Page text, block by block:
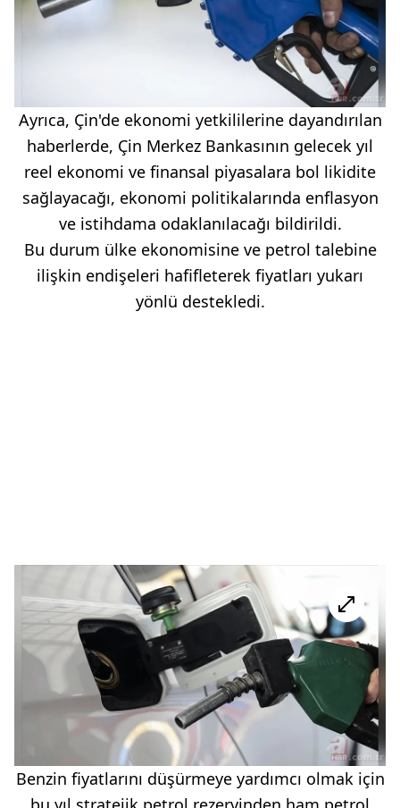
Ayrıca, Çin'de ekonomi yetkililerine dayandırılan
haberlerde, Çin Merkez Bankasının gelecek yıl
reel ekonomi ve finansal piyasalara bol likidite
sağlayacağı, ekonomi politikalarında enflasyon
ve istihdama odaklanılacağı bildirildi.
Bu durum ülke ekonomisine ve petrol talebine
ilişkin endişeleri hafifleterek fiyatları yukarı
yönlü destekledi.
Benzin fiyatlarını düşürmeye yardımcı olmak için